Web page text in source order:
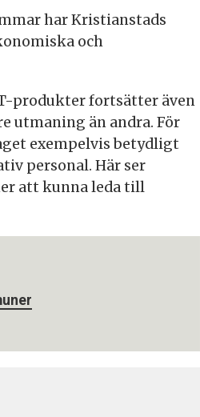
har Kristianstads
och
produkter fortsätter även
utmaning än andra. För
exempelvis betydligt
personal. Här ser
att kunna leda till